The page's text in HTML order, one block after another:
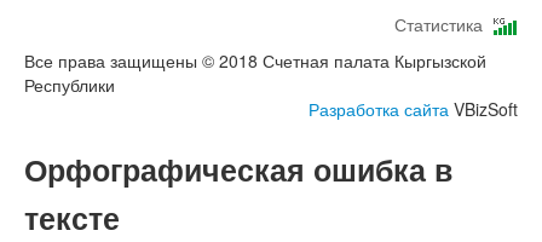
Статистика
Все права защищены © 2018 Счетная палата Кыргызской
Республики
Разработка сайта VBizSoft
Орфографическая ошибка в
тексте